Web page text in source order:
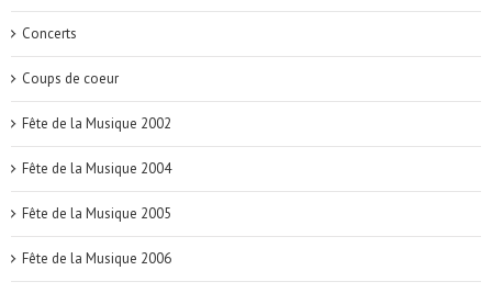
Concerts
Coups de coeur
Fête de la Musique 2002
Fête de la Musique 2004
Fête de la Musique 2005
Fête de la Musique 2006